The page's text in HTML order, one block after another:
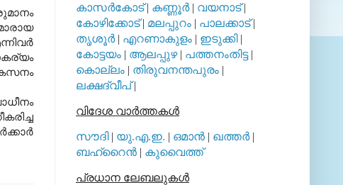
കാസര്‍കോട്| കണ്ണൂര്‍| വയനാട്|
കോഴിക്കോട്| മലപ്പുറം | പാലക്കാട്|
തൃശൂര്‍| എറണാകുളം | ഇടുക്കി|
കോട്ടയം | ആലപ്പുഴ| പത്തനംതിട്ട|
കൊല്ലം | തിരുവനന്തപുരം |
ലക്ഷദ്വീപ്|
വിദേശ വാര്‍ത്തകള്‍
സൗദി| യു.എ.ഇ. | ഒമാന്‍ | ഖത്തര്‍|
ബഹ്റൈന്‍ | കുവൈത്ത്
പ്രധാന ലേബലുകള്‍